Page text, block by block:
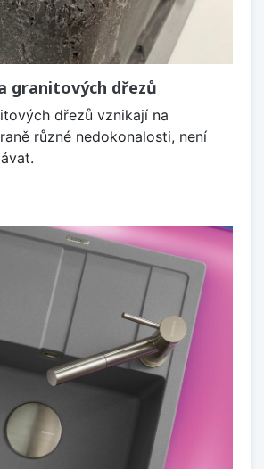
granitových dřezů
dřezů vznikají na
různé nedokonalosti, není